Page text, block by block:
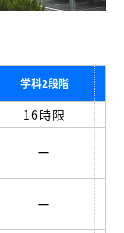
学科2段階
16時限
ー
ー